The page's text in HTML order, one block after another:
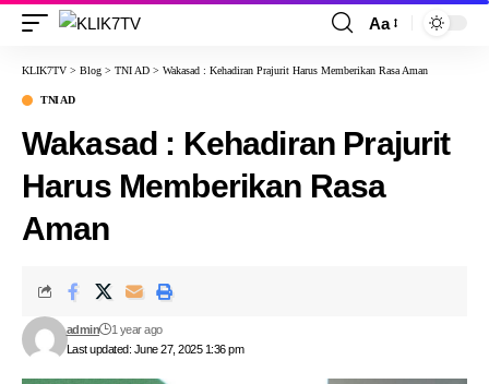
Aa
KLIK7TV > Blog > TNI AD > Wakasad : Kehadiran Prajurit Harus Memberikan Rasa Aman
TNI AD
Wakasad : Kehadiran Prajurit
Harus Memberikan Rasa
Aman
Last updated: June 27, 2025 1:36 pm
admin 1 year ago